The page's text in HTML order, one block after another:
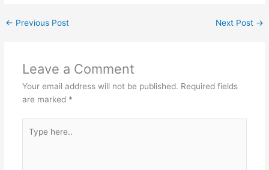
← Previous Post Next Post →
Leave a Comment
Your email address will not be published. Required fields
are marked *
here..